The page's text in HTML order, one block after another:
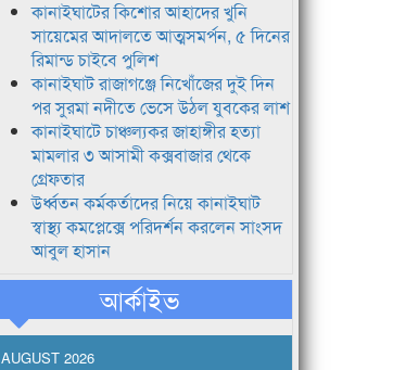
কানাইঘাটের কিশোর আহাদের খুনি
সায়েমের আদালতে আত্মসমর্পন, ৫ দিনের
রিমান্ড চাইবে পুলিশ
কানাইঘাট রাজাগঞ্জে নিখোঁজের দুই দিন
পর সুরমা নদীতে ভেসে উঠল যুবকের লাশ
কানাইঘাটে চাঞ্চল্যকর জাহাঙ্গীর হত্যা
মামলার ৩ আসামী কক্সবাজার থেকে
গ্রেফতার
উর্ধ্বতন কর্মকর্তাদের নিয়ে কানাইঘাট
স্বাস্থ্য কমপ্লেক্সে পরিদর্শন করলেন সাংসদ
আবুল হাসান
আর্কাইভ
AUGUST 2026